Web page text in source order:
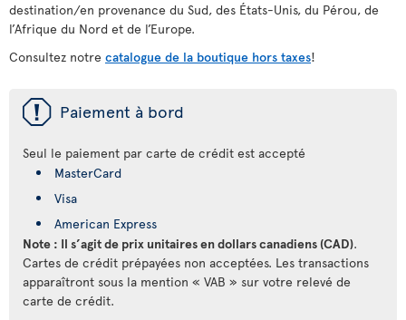
destination/en provenance du Sud, des États-Unis, du Pérou, de
l’Afrique du Nord et de l’Europe.
Consultez notre catalogue de la boutique hors taxes!
ü Paiement à bord
Seul le paiement par carte de crédit est accepté
MasterCard
Visa
American Express
Note : Il s’agit de prix unitaires en dollars canadiens (CAD).
Cartes de crédit prépayées non acceptées. Les transactions
apparaîtront sous la mention « VAB » sur votre relevé de
carte de crédit.